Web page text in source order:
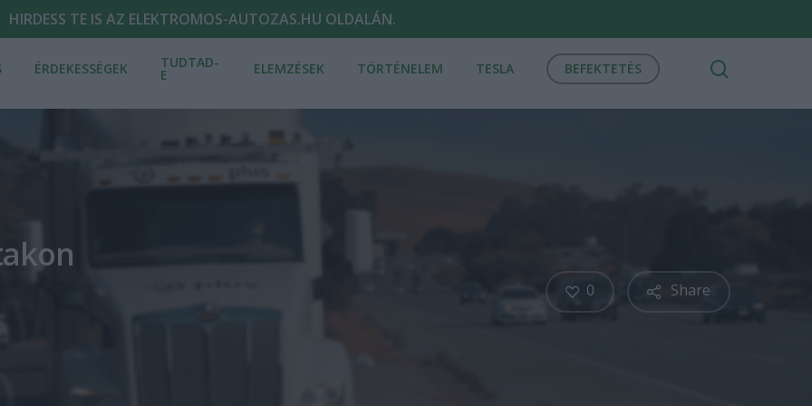
HIRDESS TE IS AZ ELEKTROMOS-AUTOZAS.HU OLDALÁN.
ÉRDEKESSÉGEK TUDTAD-
E ELEMZÉSEK TÖRTÉNELEM TESLA BEFEKTETÉS
Share
0